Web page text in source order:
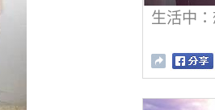
生活中